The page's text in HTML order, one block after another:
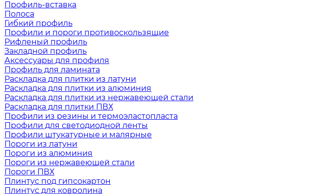
Профиль-вставка
Полоса
Гибкий профиль
Профили и пороги противоскользящие
Рифленый профиль
Закладной профиль
Аксессуары для профиля
Профиль для ламината
Раскладка для плитки из латуни
Раскладка для плитки из алюминия
Раскладка для плитки из нержавеющей стали
Раскладка для плитки ПВХ
Профили из резины и термоэластопласта
Профили для светодиодной ленты
Профили штукатурные и малярные
Пороги из латуни
Пороги из алюминия
Пороги из нержавеющей стали
Пороги ПВХ
Плинтус под гипсокартон
Плинтус для ковролина